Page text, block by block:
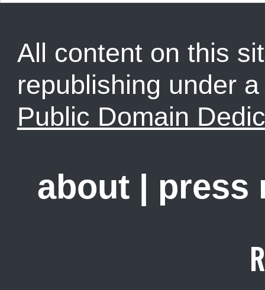
All content on this
republishing under
Public Domain
about press